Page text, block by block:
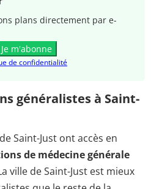
plans directement par e-
Je m'abonne
de confidentialité
généralistes à Saint-
Saint-Just ont accès en
de médecine générale
ville de Saint-Just est mieux